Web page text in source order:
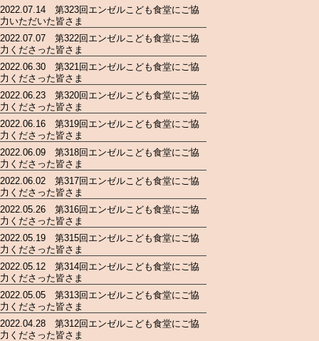
2022.07.14 第323回エンゼルこども食堂にご協
力いただいた皆さま
2022.07.07 第322回エンゼルこども食堂にご協
力くださった皆さま
2022.06.30 第321回エンゼルこども食堂にご協
力くださった皆さま
2022.06.23 第320回エンゼルこども食堂にご協
力くださった皆さま
2022.06.16 第319回エンゼルこども食堂にご協
力くださった皆さま
2022.06.09 第318回エンゼルこども食堂にご協
力くださった皆さま
2022.06.02 第317回エンゼルこども食堂にご協
力くださった皆さま
2022.05.26 第316回エンゼルこども食堂にご協
力くださった皆さま
2022.05.19 第315回エンゼルこども食堂にご協
力くださった皆さま
2022.05.12 第314回エンゼルこども食堂にご協
力くださった皆さま
2022.05.05 第313回エンゼルこども食堂にご協
力くださった皆さま
2022.04.28 第312回エンゼルこども食堂にご協
力くださった皆さま